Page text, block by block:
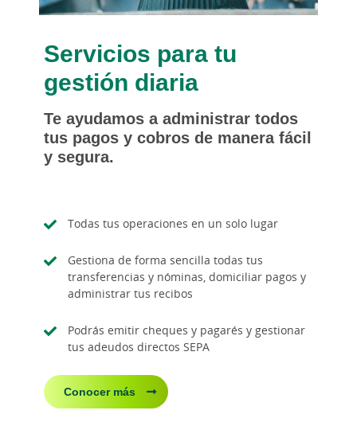
Servicios para tu
gestión diaria
Te ayudamos a administrar todos
tus pagos y cobros de manera fácil
y segura.
Todas tus operaciones en un solo lugar
Gestiona de forma sencilla todas tus
transferencias y nóminas, domiciliar pagos y
administrar tus recibos
Podrás emitir cheques y pagarés y gestionar
tus adeudos directos SEPA
Conocer más